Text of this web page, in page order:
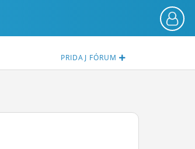
PRIDAJ FÓRUM